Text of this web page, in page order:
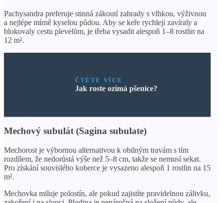
Pachysandra preferuje stinná zákoutí zahrady s vlhkou, výživnou
a nejlépe mírně kyselou půdou. Aby se keře rychleji zavíraly a
blokovaly cestu plevelům, je třeba vysadit alespoň 1–8 rostlin na
12 m².
ČTĚTE VÍCE
Jak roste ozimá pšenice?
Mechový subulát (Sagina subulate)
Mechorost je výbornou alternativou k obilným travám s tím
rozdílem, že nedorůstá výše než 5–8 cm, takže se nemusí sekat.
Pro získání souvislého koberce je vysazeno alespoň 1 rostlin na 15
m².
Mechovka miluje polostín, ale pokud zajistíte pravidelnou zálivku,